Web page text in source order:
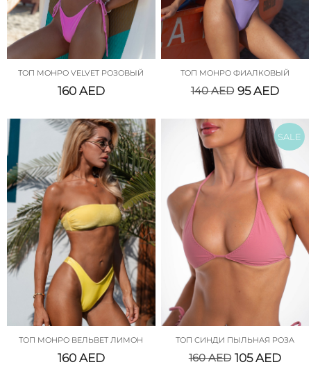
ТОП МОНРО VELVET РОЗОВЫЙ
160 AED
ТОП МОНРО ФИАЛКОВЫЙ
140AED 95AED
ТОП МОНРО ВЕЛЬВЕТ ЛИМОН
160 AED
SALE
ТОП СИНДИ ПЫЛЬНАЯ РОЗА
160AED 105AED